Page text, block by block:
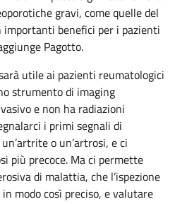
gravi, come quelle del
benefici per i pazienti
Pagotto.
utile ai pazienti reumatologici
strumento di imaging
e non ha radiazioni
i primi segnali di
o un’artrosi, e ci
più precoce. Ma ci permette
di malattia, che l’ispezione
modo così preciso, e valutare